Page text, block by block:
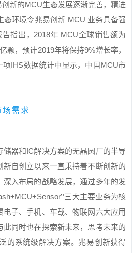
创新的MCU生态发展逐渐完善，精进
态环境令兆易创新 MCU 业务具备强
告指出， 2018年 MCU全球销售额为
颗，预计2019年将保持9%增长率，
项IHS数据统计中显示，中国 MCU市
需求
储器和IC解决方案的无晶圆厂的半导
自创立以来一直秉持着不断创新的
入布局的战略发展，通过多年的发
”三大主要业务为核
子、手机、车载、物联网六大应用
同时也在探索新未来，思考未来的
的系统级解决方案。兆易创新获得